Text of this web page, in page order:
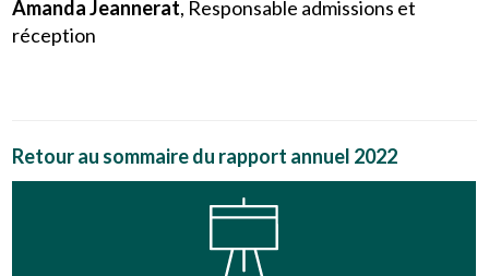
Amanda Jeannerat, Responsable admissions et
réception
Retour au sommaire du rapport annuel 2022